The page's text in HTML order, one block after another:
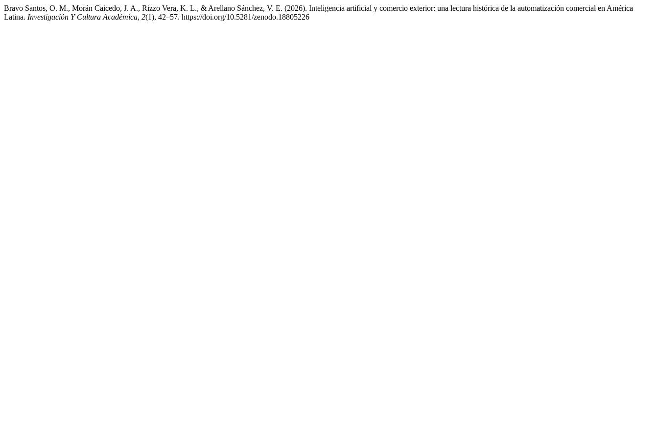
Bravo Santos, O. M., Morán Caicedo, J. A., Rizzo Vera, K. L., & Arellano Sánchez, V. E. (2026). Inteligencia artificial y comercio exterior: una lectura histórica de la automatización comercial en América
Latina. Investigación Y Cultura Académica, 2(1), 42–57. https://doi.org/10.5281/zenodo.18805226